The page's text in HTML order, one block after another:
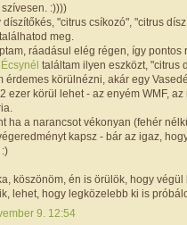
:))))
díszítőkés, "citrus csíkozó", "citrus
meg.
ráadásul elég régen, így pontos
Écsynél találtam ilyen eszközt, "citrus
érdemes körülnézni, akár egy
ezer körül lehet - az enyém WMF,
ha a narancsot vékonyan (fehér
kapsz - bár az igaz,
köszönöm, én is örülök, hogy
lehet, hogy legközelebb ki is
9. 12:54